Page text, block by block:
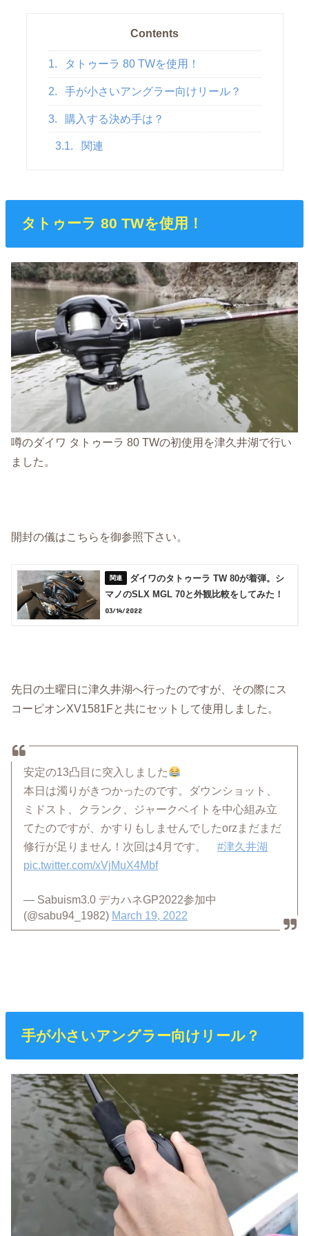
Contents
1. タトゥーラ 80 TWを使用！
2. 手が小さいアングラー向けリール？
3. 購入する決め手は？
3.1. 関連
タトゥーラ 80 TWを使用！
噂のダイワ タトゥーラ 80 TWの初使用を津久井湖で行い
ました。
開封の儀はこちらを御参照下さい。
ダイワのタトゥーラ TW 80が着弾。シ
マノのSLX MGL 70と外観比較をしてみた！
03/14/2022
先日の土曜日に津久井湖へ行ったのですが、その際にス
コーピオンXV1581Fと共にセットして使用しました。
安定の13凸目に突入しました
本日は濁りがきつかったのです。ダウンショット、
ミドスト、クランク、ジャークベイトを中心組み立
てたのですが、かすりもしませんでしたorzまだまだ
修行が足りません！次回は4月です。#津久井湖
pic.twitter.com/xVjMuX4Mbf
— Sabuism3.0 デカハネGP2022参加中
(@sabu94_1982) March 19, 2022
手が小さいアングラー向けリール？